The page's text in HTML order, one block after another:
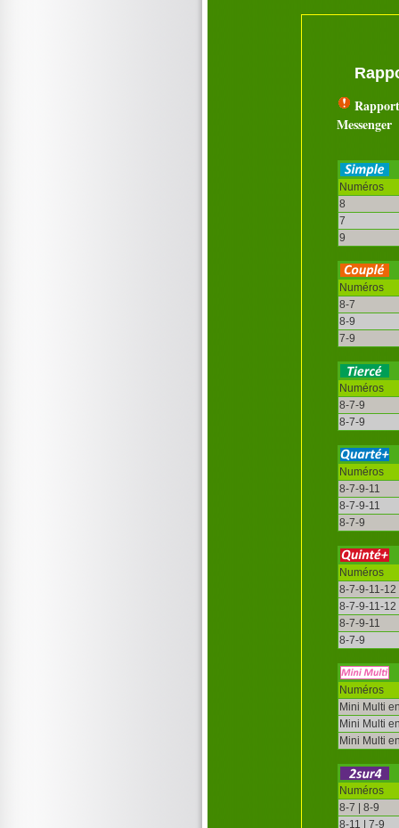
Messenger
Numéros
8
7
9
Numéros
8-7
8-9
7-9
Numéros
8-7-9
8-7-9
Numéros
8-7-9-11
8-7-9-11
8-7-9
Numéros
8-7-9-11-12
8-7-9-11-12
8-7-9-11
8-7-9
Numéros
Mini Multi
Mini Multi
Mini Multi
Numéros
8-7 | 8-9
8-11 | 7-9